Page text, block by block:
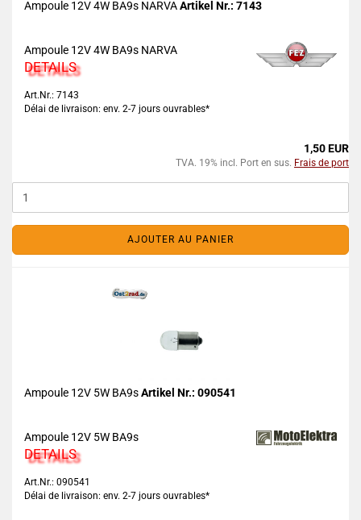
Ampoule 12V 4W BA9s NARVAArtikel Nr.: 7143
Ampoule 12V 4W BA9s NARVA
DETAILS
Art.Nr.: 7143
Délai de livraison: env. 2-7 jours ouvrables*
1,50 EUR
TVA. 19% incl. Port en sus. Frais de port
AJOUTER AU PANIER
Ampoule 12V 5W BA9sArtikel Nr.: 090541
Ampoule 12V 5W BA9s
DETAILS
Art.Nr.: 090541
Délai de livraison: env. 2-7 jours ouvrables*